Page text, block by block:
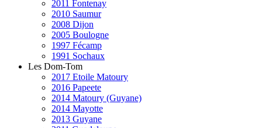
2011 Fontenay
2010 Saumur
2008 Dijon
2005 Boulogne
1997 Fécamp
1991 Sochaux
Les Dom-Tom
2017 Etoile Matoury
2016 Papeete
2014 Matoury (Guyane)
2014 Mayotte
2013 Guyane